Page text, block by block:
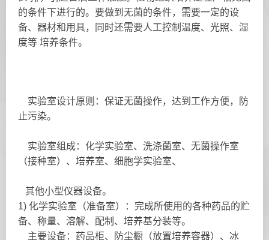
的条件下进行的。要做到无菌的条件，需要一定的设
备、器材和用具，同时还需要人工控制温度、光照、湿
度等 培养条件。
实验室设计原则：保证无菌操作，达到工作方便，防
止污染。
实验室组成：化学实验室、洗涤菌室、无菌操作室
（接种室）、培养室、细胞学实验室、
其他小型仪器设备。
1) 化学实验室（准备室）：完成所使用的各种药品的贮
备、称量、溶解、配制、培养基分装等。
主要设备：药品柜、防尘橱（放置培养容器）、冰